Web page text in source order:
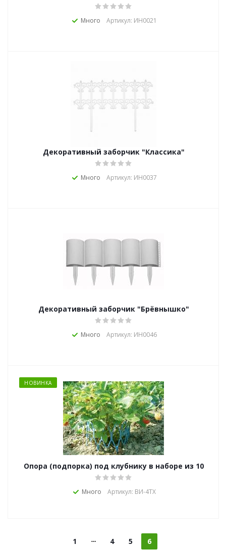
Много Артикул: ИН0021
Декоративный заборчик "Классика"
Много Артикул: ИН0037
Декоративный заборчик "Брёвнышко"
Много Артикул: ИН0046
НОВИНКА
Опора (подпорка) под клубнику в наборе из 10
штук
Много Артикул: ВИ-4ТХ
1 4 5 6